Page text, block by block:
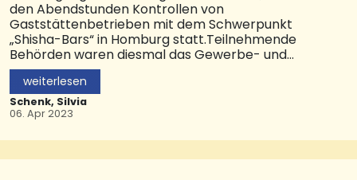
den Abendstunden Kontrollen von
Gaststättenbetrieben mit dem Schwerpunkt
„Shisha-Bars“ in Homburg statt.Teilnehmende
Behörden waren diesmal das Gewerbe- und
Ordnungsamt der Stadt sowie verschiedene
Einheiten des Zolls.
Kontrollschwerpunkte der insgesamt 14
Schwarzarbeit, die Einhaltung des
Tabaksteuerrechts sowie die Einhaltung der
weiterlesen
Schenk, Silvia
06. Apr 2023